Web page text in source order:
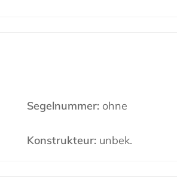
Segelnummer:ohne
Konstrukteur:unbek.